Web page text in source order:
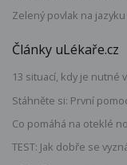
Zelený povlak na
Články uLékaře.cz
13 situací, kdy je nutné
Stáhněte si: První
Co pomáhá na oteklé
TEST: Jak dobře se